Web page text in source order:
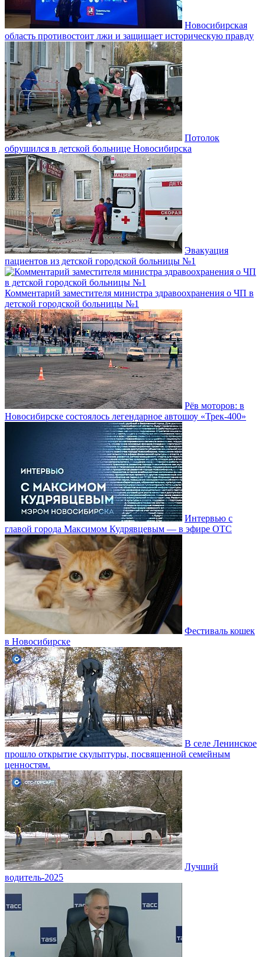
Новосибирская
область противостоит лжи и защищает историческую правду
Потолок
обрушился в детской больнице Новосибирска
Эвакуация
пациентов из детской городской больницы №1
Комментарий заместителя министра здравоохранения о ЧП в
детской городской больницы №1
Рёв моторов: в
Новосибирске состоялось легендарное автошоу «Трек-400»
Интервью с
главой города Максимом Кудрявцевым — в эфире ОТС
Фестиваль кошек
в Новосибирске
В селе Ленинское
прошло открытие скульптуры, посвященной семейным
ценностям.
Лучший
водитель-2025